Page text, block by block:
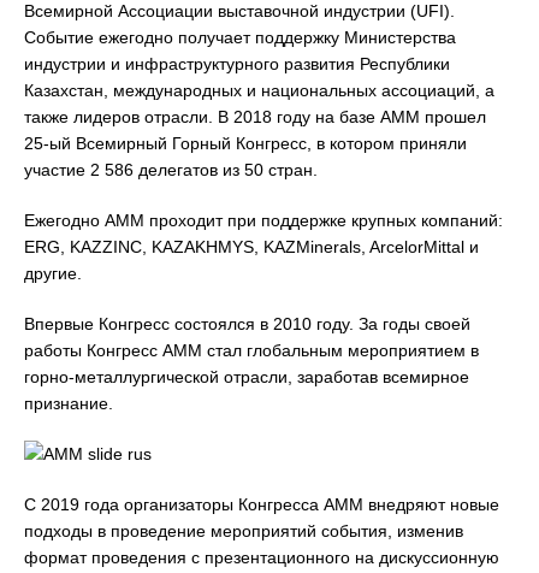
Всемирной Ассоциации выставочной индустрии (UFI).
Событие ежегодно получает поддержку Министерства
индустрии и инфраструктурного развития Республики
Казахстан, международных и национальных ассоциаций, а
также лидеров отрасли. В 2018 году на базе АММ прошел
25-ый Всемирный Горный Конгресс, в котором приняли
участие 2 586 делегатов из 50 стран.
Ежегодно АММ проходит при поддержке крупных компаний:
ERG, KAZZINC, KAZAKHMYS, KAZMinerals, ArcelorMittal и
другие.
Впервые Конгресс состоялся в 2010 году. За годы своей
работы Конгресс АММ стал глобальным мероприятием в
горно-металлургической отрасли, заработав всемирное
признание.
С 2019 года организаторы Конгресса АММ внедряют новые
подходы в проведение мероприятий события, изменив
формат проведения с презентационного на дискуссионную